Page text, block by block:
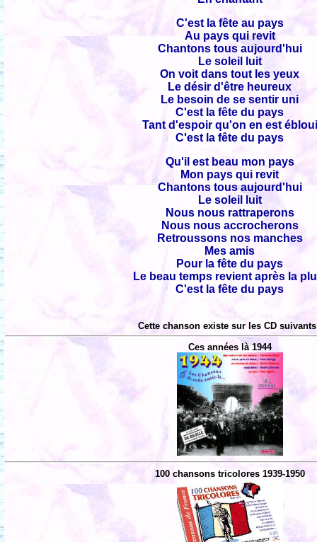
C'est la fête au pays
Au pays qui revit
Chantons tous aujourd'hui
Le soleil luit
On voit dans tout les yeux
Le désir d'être heureux
Le besoin de se sentir uni
C'est la fête du pays
Tant d'espoir qu'on en est ébloui
C'est la fête du pays
Qu'il est beau mon pays
Mon pays qui revit
Chantons tous aujourd'hui
Le soleil luit
Nous nous rattraperons
Nous nous accrocherons
Retroussons nos manches
Mes amis
Pour la fête du pays
Le beau temps revient après la
C'est la fête du pays
Cette chanson existe sur les CD
Ces années là 1944
100 chansons tricolores 1939-1950